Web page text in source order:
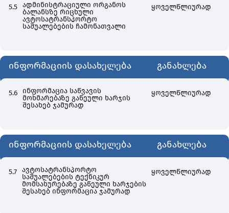
5.5
ადმინისტრაციული ორგანოს
ბალანსზე რიცხული
ავტოსატრანსპორტო
საშუალებების ჩამონათვალი
ყოველწლიურად
ინფორმაციის დასახელება განახლება
5.6
ინფორმაცია საწვავის
მოხმარებაზე გაწეული ხარჯის
შესახებ ჯამურად
ყოველწლიურად
ინფორმაციის დასახელება განახლება
5.7
ავტოსატრანსპორტო
საშუალებების ტექნიკურ
მომსახურებაზე გაწეული ხარჯების
შესახებ ინფორმაცია ჯამურად
ყოველწლიურად